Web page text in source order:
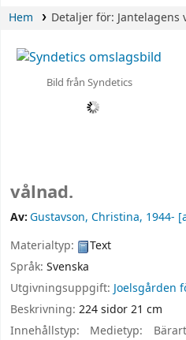
Hem Detaljer för: Jantelagens
Bild från Syndetics
vålnad.
Av:Gustavson, Christina, 1944-
Materialtyp:
Text
Språk: Svenska
Utgivningsuppgift: Joelsgården
Beskrivning: 224 sidor 21 cm
Innehållstyp:
Medietyp: